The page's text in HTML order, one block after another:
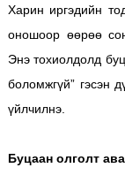
Харин иргэдийн
оношоор өөрөө
Энэ тохиолдолд
боломжгүй” гэсэн
үйлчилнэ.
Буцаан олголт